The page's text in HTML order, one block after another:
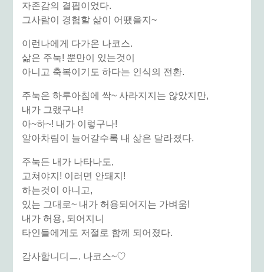
자존감의 결핍이었다.
그사람이 경험할 삶이 어땠을지~
이런나에게 다가온 나코스.
삶은 주눅! 뿐만이 있는것이
아니고 축복이기도 하다는 인식의 전환.
주눅은 하루아침에 싹~ 사라지지는 않았지만,
내가 그랬구나!
아~하~! 내가 이렇구나!
알아차림이 늘어갈수록 내 삶은 달라졌다.
주눅든 내가 나타나도,
고쳐야지! 이러면 안돼지!
하는것이 아니고,
있는 그대로~ 내가 허용되어지는 가벼움!
내가 허용, 되어지니
타인들에게도 저절로 함께 되어졌다.
감사합니디ㅡ. 나코스~♡